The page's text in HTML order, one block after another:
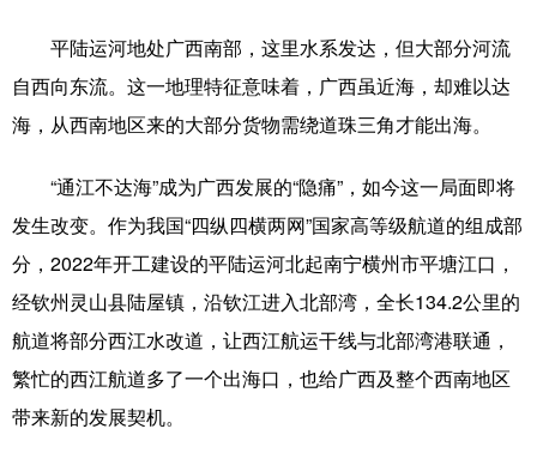
地方频道
北京 天津 河北 山西
辽宁 吉林 上海 江苏
浙江 安徽 福建 江西
河南 湖北 湖南
广东 广西 海南 重庆
四川 贵州 云南 西藏
陕西
平陆运河地处广西南部，这里水系发达，但大部分河流
自西向东流。这一地理特征意味着，广西虽近海，却难以达
海，从西南地区来的大部分货物需绕道珠三角才能出海。
“通江不达海”成为广西发展的“隐痛”，如今这一局面即将
发生改变。作为我国“四纵四横两网”国家高等级航道的组成部
分，2022年开工建设的平陆运河北起南宁横州市平塘江口，
经钦州灵山县陆屋镇，沿钦江进入北部湾，全长134.2公里的
航道将部分西江水改道，让西江航运干线与北部湾港联通，
繁忙的西江航道多了一个出海口，也给广西及整个西南地区
带来新的发展契机。